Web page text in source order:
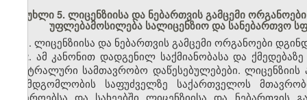
მუხლი 5. ლიცენზიისა და ნებართვის გამცემი
უფლებამოსილება სალიცენზიო და სანებართვო
1. ლიცენზიისა და ნებართვის გამცემი ორგანოები
2. ამ კანონით დადგენილ საქმიანობასა და
ცენტრალური სამთავრობო დაწესებულებები.
შუამდგომლობის საფუძველზე საქართველოს